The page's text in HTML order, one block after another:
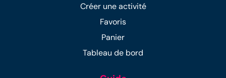
Créer une activité
Favoris
Panier
Tableau de bord